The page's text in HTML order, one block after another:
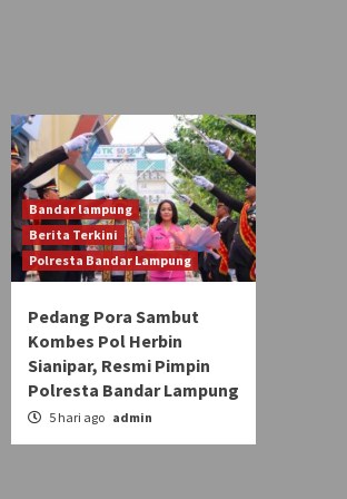
Bandar lampung
Berita Terkini
Polresta Bandar Lampung
Pedang Pora Sambut
Kombes Pol Herbin
Sianipar, Resmi Pimpin
Polresta Bandar Lampung
5 hari ago admin